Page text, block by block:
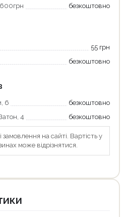
безкоштовно
55 грн
безкоштовно
6
безкоштовно
4
безкоштовно
замовлення на сайті. Вартість у
може відрізнятися.